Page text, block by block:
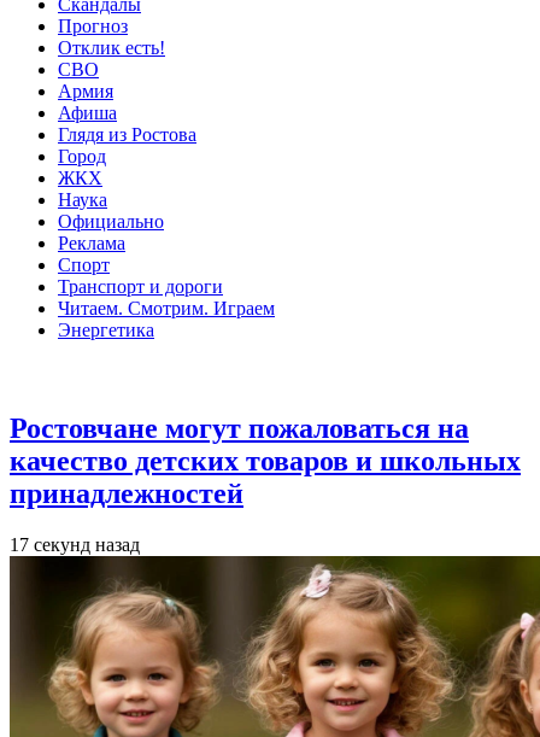
Скандалы
Прогноз
Отклик есть!
СВО
Армия
Афиша
Глядя из Ростова
Город
ЖКХ
Наука
Официально
Реклама
Спорт
Транспорт и дороги
Читаем. Смотрим. Играем
Энергетика
Ростовчане могут пожаловаться на
качество детских товаров и школьных
принадлежностей
17 секунд назад